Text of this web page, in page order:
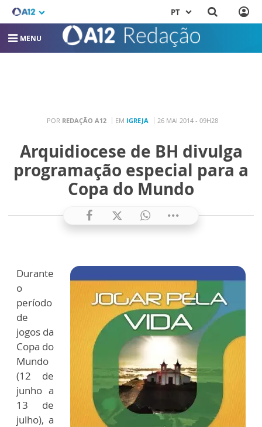
PT
MENU
POR REDAÇÃO A12 EM IGREJA 26 MAI 2014 - 09H28
Arquidiocese de BH divulga
programação especial para a
Copa do Mundo
Durante
o
período
de
jogos da
Copa do
Mundo
(12 de
junho a
13 de
julho), a